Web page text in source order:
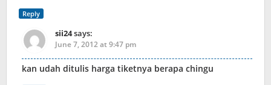
Reply
sii24says:
June 7, 2012 at 9:47 pm
kan udah ditulis harga tiketnya berapa chingu